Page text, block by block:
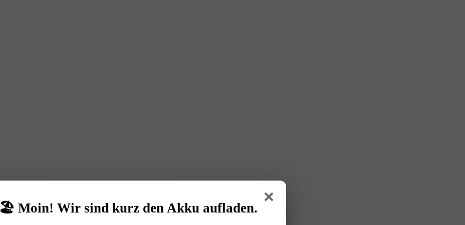
×
🏖️ Moin! Wir sind kurz den Akku aufladen.